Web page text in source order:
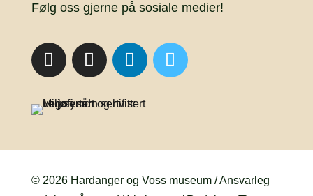
Følg oss gjerne på sosiale medier!
© 2026 Hardanger og Voss museum / Ansvarleg